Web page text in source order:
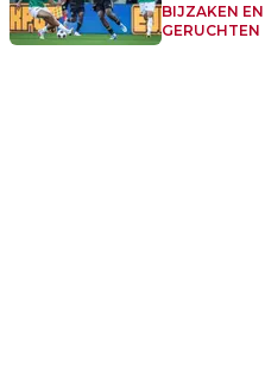
BIJZAKEN EN
GERUCHTEN